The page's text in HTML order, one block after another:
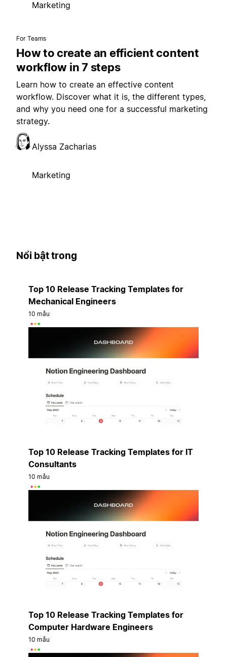
Marketing
For Teams
How to create an efficient content
workflow in 7 steps
Learn how to create an effective content
workflow. Discover what it is, the different types,
and why you need one for a successful marketing
strategy.
Alyssa Zacharias
Marketing
Nổi bật trong
Top 10 Release Tracking Templates for
Mechanical Engineers
10 mẫu
Top 10 Release Tracking Templates for IT
Consultants
10 mẫu
Top 10 Release Tracking Templates for
Computer Hardware Engineers
10 mẫu